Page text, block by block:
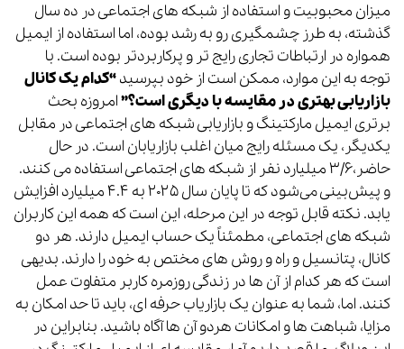
میزان محبوبیت و استفاده از شبکه های اجتماعی در ده سال
گذشته، به طرز چشمگیری رو به رشد بوده، اما استفاده از ایمیل
همواره در ارتباطات تجاری رایج تر و پرکاربردتر بوده است. با
توجه به این موارد، ممکن است از خود بپرسید“کدام یک کانال
بازاریابی بهتری در مقایسه با دیگری است؟”امروزه بحث
برتری ایمیل مارکتینگ و بازاریابی شبکه های اجتماعی در مقابل
یکدیگر، یک مسئله رایج میان اغلب بازاریابان است. در حال
حاضر،۳/۶ میلیارد نفر از شبکه های اجتماعی استفاده می کنند.
و پیش‌بینی می‌شود که تا پایان سال ۲۰۲۵ به ۴.۴ میلیارد افزایش
یابد. نکته قابل توجه در این مرحله، این است که همه این کاربران
شبکه های اجتماعی، مطمئناً یک حساب ایمیل دارند. هر دو
کانال، پتانسیل و راه و روش های مختص به خود را دارند. بدیهی
است که هر کدام از آن ها در زندگی روزمره کاربر متفاوت عمل
کنند. اما، شما به عنوان یک بازاریاب حرفه ای، باید تا حد امکان به
مزایا، شباهت ها و امکانات هردو آن ها آگاه باشید. بنابراین در